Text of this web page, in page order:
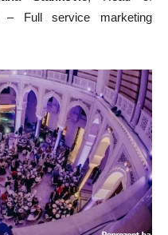
– Full service marketing